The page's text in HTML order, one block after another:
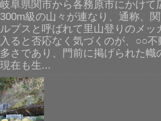
岐阜県関市から各務原市にかけて
300m級の山々が連なり、通称、
ルプスと呼ばれて里山登りのメッ
入ると否応なく気づくのが、○○
多さであり、門前に掲げられた
現在も生...